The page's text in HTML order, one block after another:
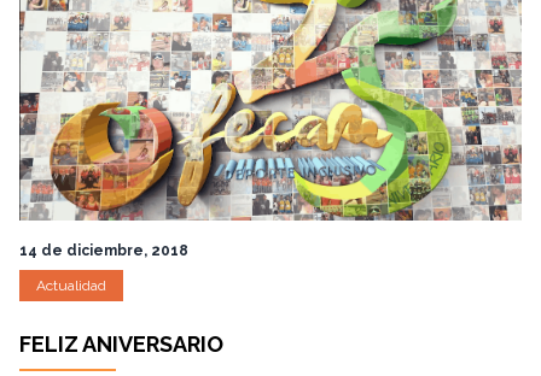
14 de diciembre, 2018
Actualidad
FELIZ ANIVERSARIO